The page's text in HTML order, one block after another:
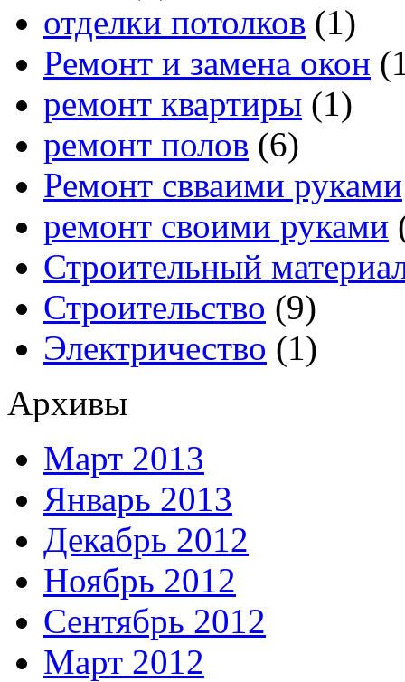
отделки потолков (1)
Ремонт и замена окон
ремонт квартиры (1)
ремонт полов (6)
Ремонт свваими руками
ремонт своими руками
Строительный
Строительство (9)
Электричество (1)
Архивы
Март 2013
Январь 2013
Декабрь 2012
Ноябрь 2012
Сентябрь 2012
Март 2012